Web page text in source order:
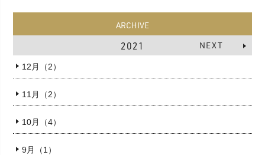
ARCHIVE
2021 NEXT
12月（2）
11月（2）
10月（4）
9月（1）